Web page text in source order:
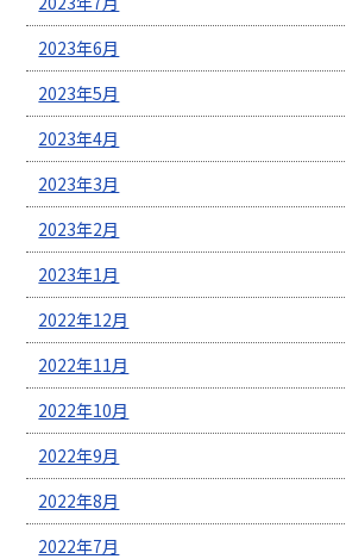
2023年6月
2023年5月
2023年4月
2023年3月
2023年2月
2023年1月
2022年12月
2022年11月
2022年10月
2022年9月
2022年8月
2022年7月